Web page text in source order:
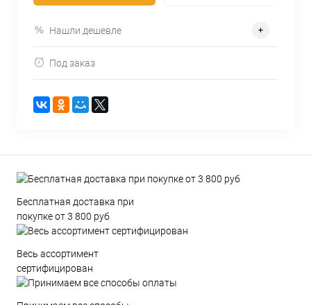
Нашли дешевле
Под заказ
Бесплатная доставка при
покупке от 3 800 руб
Весь ассортимент
сертифицирован